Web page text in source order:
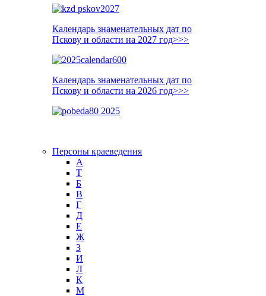
Календарь знаменательных дат по
Пскову и области на 2027 год>>>
Календарь знаменательных дат по
Пскову и области на 2026 год>>>
Персоны краеведения
А
T
Б
В
Г
Д
Е
Ж
З
И
Л
К
М